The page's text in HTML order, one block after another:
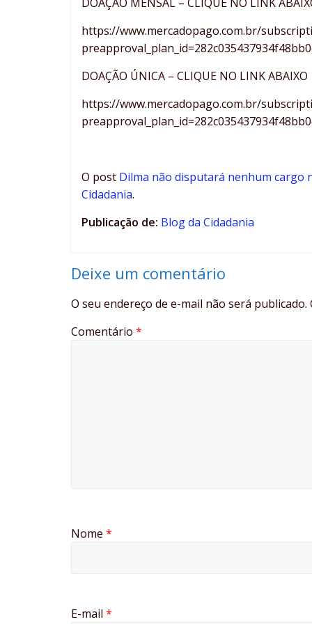
DOAÇÃO MENSAL – CLIQUE NO LINK
https://www.mercadopago.com.br/
DOAÇÃO ÚNICA – CLIQUE NO LINK ABAIXO
https://www.mercadopago.com.br/
O post Dilma não disputará nenhum cargo
Cidadania.
Publicação de: Blog da Cidadania
Deixe um comentário
O seu endereço de e-mail não será publicado.
Comentário *
Nome *
E-mail *